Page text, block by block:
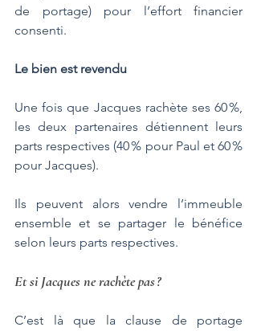
de portage) pour l’effort financier
consenti.
Le bien est revendu
Une fois que Jacques rachète ses 60 %,
les deux partenaires détiennent leurs
parts respectives (40 % pour Paul et 60 %
pour Jacques).
Ils peuvent alors vendre l’immeuble
ensemble et se partager le bénéfice
selon leurs parts respectives.
Et si Jacques ne rachète pas ?
C’est là que la clause de portage